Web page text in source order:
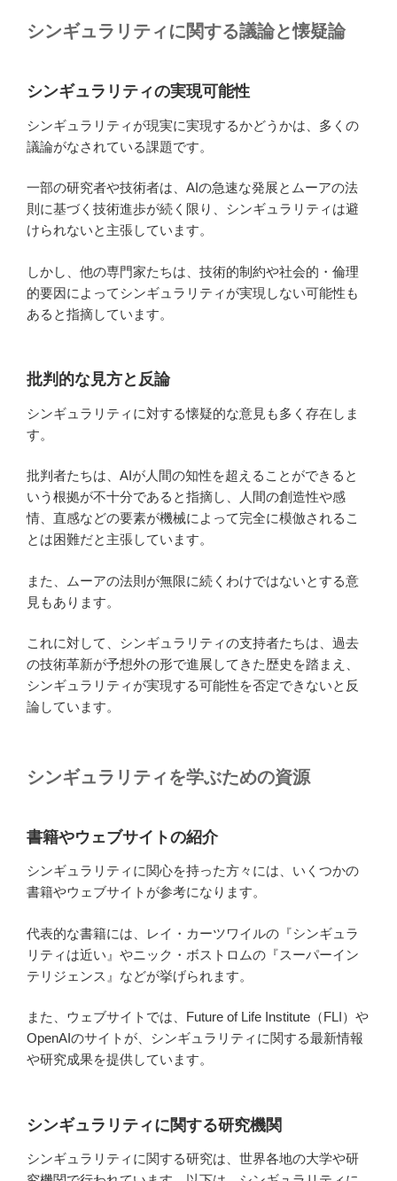
シンギュラリティに関する議論と懐疑論
シンギュラリティの実現可能性
シンギュラリティが現実に実現するかどうかは、多くの
議論がなされている課題です。
一部の研究者や技術者は、AIの急速な発展とムーアの法
則に基づく技術進歩が続く限り、シンギュラリティは避
けられないと主張しています。
しかし、他の専門家たちは、技術的制約や社会的・倫理
的要因によってシンギュラリティが実現しない可能性も
あると指摘しています。
批判的な見方と反論
シンギュラリティに対する懐疑的な意見も多く存在しま
す。
批判者たちは、AIが人間の知性を超えることができると
いう根拠が不十分であると指摘し、人間の創造性や感
情、直感などの要素が機械によって完全に模倣されるこ
とは困難だと主張しています。
また、ムーアの法則が無限に続くわけではないとする意
見もあります。
これに対して、シンギュラリティの支持者たちは、過去
の技術革新が予想外の形で進展してきた歴史を踏まえ、
シンギュラリティが実現する可能性を否定できないと反
論しています。
シンギュラリティを学ぶための資源
書籍やウェブサイトの紹介
シンギュラリティに関心を持った方々には、いくつかの
書籍やウェブサイトが参考になります。
代表的な書籍には、レイ・カーツワイルの『シンギュラ
リティは近い』やニック・ボストロムの『スーパーイン
テリジェンス』などが挙げられます。
また、ウェブサイトでは、Future of Life Institute（FLI）や
OpenAIのサイトが、シンギュラリティに関する最新情報
や研究成果を提供しています。
シンギュラリティに関する研究機関
シンギュラリティに関する研究は、世界各地の大学や研